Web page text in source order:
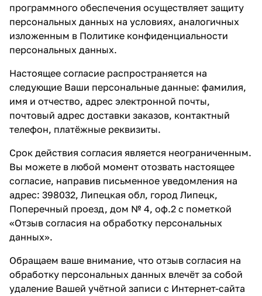
программного обеспечения осуществляет защиту
персональных данных на условиях, аналогичных
изложенным в Политике конфиденциальности
персональных данных.
Настоящее согласие распространяется на
следующие Ваши персональные данные: фамилия,
имя и отчество, адрес электронной почты,
почтовый адрес доставки заказов, контактный
телефон, платёжные реквизиты.
Срок действия согласия является неограниченным.
Вы можете в любой момент отозвать настоящее
согласие, направив письменное уведомления на
адрес: 398032, Липецкая обл, город Липецк,
Поперечный проезд, дом № 4, оф.2 с пометкой
«Отзыв согласия на обработку персональных
данных».
Обращаем ваше внимание, что отзыв согласия на
обработку персональных данных влечёт за собой
удаление Вашей учётной записи с Интернет-сайта